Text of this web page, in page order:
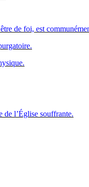
de foi, est
l’Église souffrante.